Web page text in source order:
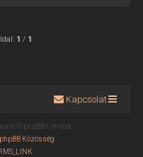
1 / 1
Kapcsolat
© phpBB Limited
Közösség